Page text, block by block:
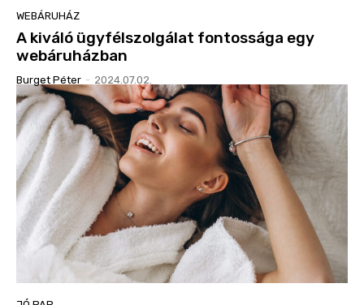
WEBÁRUHÁZ
A kiváló ügyfélszolgálat fontossága egy
webáruházban
Burget Péter - 2024.07.02.